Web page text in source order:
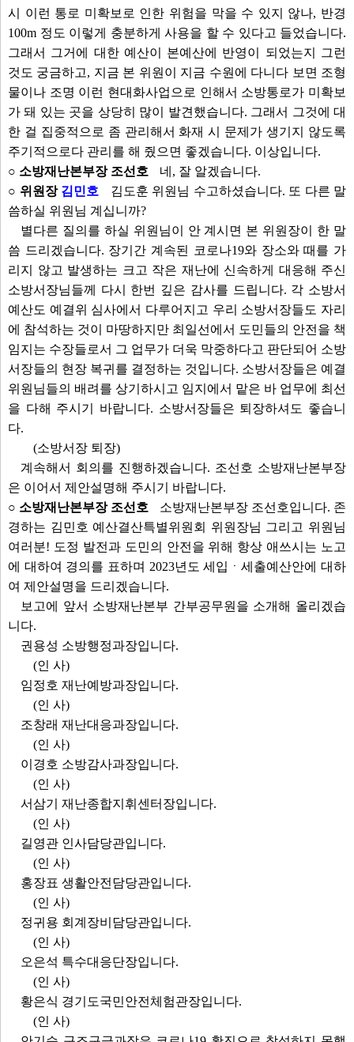
시 이런 통로 미확보로 인한 위험을 막을 수 있지 않나, 반경
100m 정도 이렇게 충분하게 사용을 할 수 있다고 들었습니다.
그래서 그거에 대한 예산이 본예산에 반영이 되었는지 그런
것도 궁금하고, 지금 본 위원이 지금 수원에 다니다 보면 조형
물이나 조명 이런 현대화사업으로 인해서 소방통로가 미확보
가 돼 있는 곳을 상당히 많이 발견했습니다. 그래서 그것에 대
한 걸 집중적으로 좀 관리해서 화재 시 문제가 생기지 않도록
주기적으로다 관리를 해 줬으면 좋겠습니다. 이상입니다.
○ 소방재난본부장 조선호
네, 잘 알겠습니다.
○ 위원장 김민호
김도훈 위원님 수고하셨습니다. 또 다른 말
씀하실 위원님 계십니까?
별다른 질의를 하실 위원님이 안 계시면 본 위원장이 한 말
씀 드리겠습니다. 장기간 계속된 코로나19와 장소와 때를 가
리지 않고 발생하는 크고 작은 재난에 신속하게 대응해 주신
소방서장님들께 다시 한번 깊은 감사를 드립니다. 각 소방서
예산도 예결위 심사에서 다루어지고 우리 소방서장들도 자리
에 참석하는 것이 마땅하지만 최일선에서 도민들의 안전을 책
임지는 수장들로서 그 업무가 더욱 막중하다고 판단되어 소방
서장들의 현장 복귀를 결정하는 것입니다. 소방서장들은 예결
위원님들의 배려를 상기하시고 임지에서 맡은 바 업무에 최선
을 다해 주시기 바랍니다. 소방서장들은 퇴장하셔도 좋습니
다.
(소방서장 퇴장)
계속해서 회의를 진행하겠습니다. 조선호 소방재난본부장
은 이어서 제안설명해 주시기 바랍니다.
○ 소방재난본부장 조선호
소방재난본부장 조선호입니다. 존
경하는 김민호 예산결산특별위원회 위원장님 그리고 위원님
여러분! 도정 발전과 도민의 안전을 위해 항상 애쓰시는 노고
에 대하여 경의를 표하며 2023년도 세입ㆍ세출예산안에 대하
여 제안설명을 드리겠습니다.
보고에 앞서 소방재난본부 간부공무원을 소개해 올리겠습
니다.
권용성 소방행정과장입니다.
(인 사)
임정호 재난예방과장입니다.
(인 사)
조창래 재난대응과장입니다.
(인 사)
이경호 소방감사과장입니다.
(인 사)
서삼기 재난종합지휘센터장입니다.
(인 사)
길영관 인사담당관입니다.
(인 사)
홍장표 생활안전담당관입니다.
(인 사)
정귀용 회계장비담당관입니다.
(인 사)
오은석 특수대응단장입니다.
(인 사)
황은식 경기도국민안전체험관장입니다.
(인 사)